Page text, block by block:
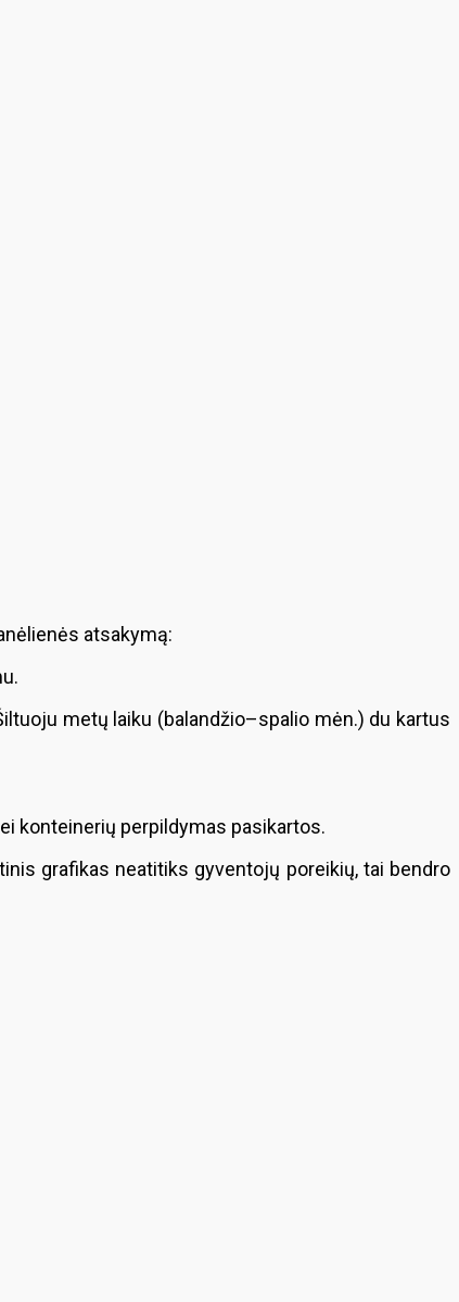
atsakymą:
metų laiku (balandžio–spalio mėn.) du kartus
konteinerių perpildymas pasikartos.
grafikas neatitiks gyventojų poreikių, tai bendro